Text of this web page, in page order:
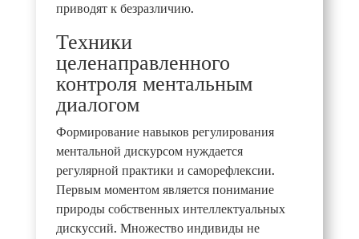
приводят к безразличию.
Техники
целенаправленного
контроля ментальным
диалогом
Формирование навыков регулирования
ментальной дискурсом нуждается
регулярной практики и саморефлексии.
Первым моментом является понимание
природы собственных интеллектуальных
дискуссий. Множество индивиды не